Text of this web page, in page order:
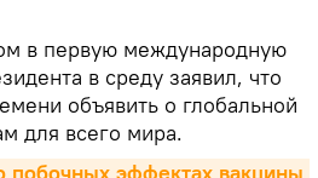
в первую международную
в среду заявил, что
объявить о глобальной
для всего мира.
побочных эффектах вакцины